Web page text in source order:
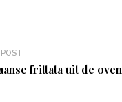
frittata uit de oven